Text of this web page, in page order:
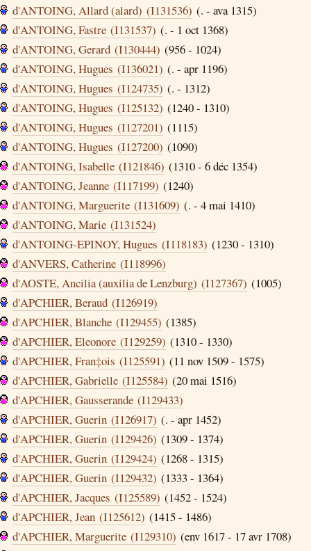
d'ANTOING, Allard (alard) (I131536) (. - ava 1315)
d'ANTOING, Fastre (I131537) (. - 1 oct 1368)
d'ANTOING, Gerard (I130444) (956 - 1024)
d'ANTOING, Hugues (I136021) (. - apr 1196)
d'ANTOING, Hugues (I124735) (. - 1312)
d'ANTOING, Hugues (I125132) (1240 - 1310)
d'ANTOING, Hugues (I127201) (1115)
d'ANTOING, Hugues (I127200) (1090)
d'ANTOING, Isabelle (I121846) (1310 - 6 déc 1354)
d'ANTOING, Jeanne (I117199) (1240)
d'ANTOING, Marguerite (I131609) (. - 4 mai 1410)
d'ANTOING, Marie (I131524)
d'ANTOING-EPINOY, Hugues (I118183) (1230 - 1310)
d'ANVERS, Catherine (I118996)
d'AOSTE, Ancilia (auxilia de Lenzburg) (I127367) (1005)
d'APCHIER, Beraud (I126919)
d'APCHIER, Blanche (I129455) (1385)
d'APCHIER, Eleonore (I129259) (1310 - 1330)
d'APCHIER, Fran‡ois (I125591) (11 nov 1509 - 1575)
d'APCHIER, Gabrielle (I125584) (20 mai 1516)
d'APCHIER, Gausserande (I129433)
d'APCHIER, Guerin (I126917) (. - apr 1452)
d'APCHIER, Guerin (I129426) (1309 - 1374)
d'APCHIER, Guerin (I129424) (1268 - 1315)
d'APCHIER, Guerin (I129432) (1333 - 1364)
d'APCHIER, Jacques (I125589) (1452 - 1524)
d'APCHIER, Jean (I125612) (1415 - 1486)
d'APCHIER, Marguerite (I129310) (env 1617 - 17 avr 1708)